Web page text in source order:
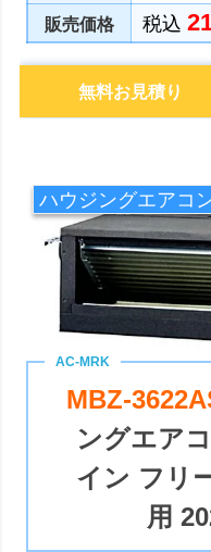
販売価格 税込
無料お見積り
ハウジングエアコ
MBZ-
ングエア
イン フリ
用